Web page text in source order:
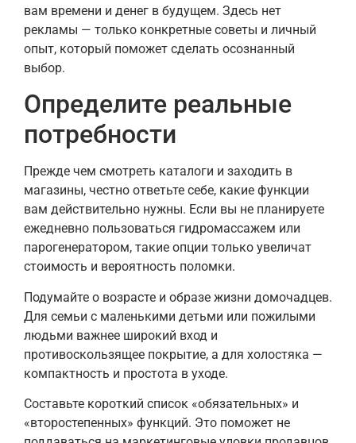
вам времени и денег в будущем. Здесь нет
рекламы — только конкретные советы и личный
опыт, который поможет сделать осознанный
выбор.
Определите реальные
потребности
Прежде чем смотреть каталоги и заходить в
магазины, честно ответьте себе, какие функции
вам действительно нужны. Если вы не планируете
ежедневно пользоваться гидромассажем или
парогенератором, такие опции только увеличат
стоимость и вероятность поломки.
Подумайте о возрасте и образе жизни домочадцев.
Для семьи с маленькими детьми или пожилыми
людьми важнее широкий вход и
противоскользящее покрытие, а для холостяка —
компактность и простота в уходе.
Составьте короткий список «обязательных» и
«второстепенных» функций. Это поможет не